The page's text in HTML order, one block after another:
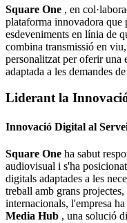
Square One , en
plataforma innovadora que
esdeveniments en línia de
combina transmissió en
personalitzat per oferir una
adaptada a les demandes
Liderant la
Innovació Digital al
Square One ha sabut
audiovisual i s'ha
digitals adaptades a les
treball amb grans
internacionals, l'empresa
Media Hub , una solució